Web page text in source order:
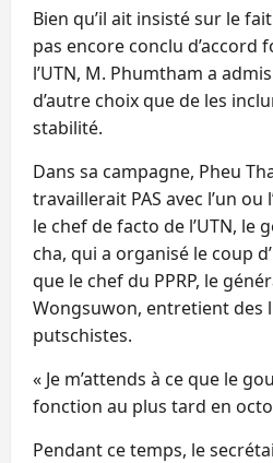
Bien qu’il ait insisté sur le
pas encore conclu d’accord
l’UTN, M. Phumtham a
d’autre choix que de les
stabilité.
Dans sa campagne, Pheu
travaillerait PAS avec l’un ou
le chef de facto de l’UTN, le
cha, qui a organisé le coup
que le chef du PPRP, le
Wongsuwon, entretient des
putschistes.
« Je m’attends à ce que le
fonction au plus tard en
Pendant ce temps, le